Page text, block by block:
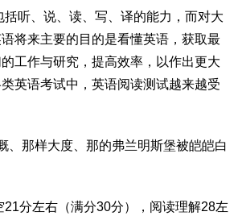
听、说、读、写、译的能力，而对大
将来主要的目的是看懂英语，获取最
工作与研究，提高效率，以作出更大
英语考试中，英语阅读测试越来越受
、那样大度、那的弗兰明斯堡被皑皑白
分左右（满分30分），阅读理解28左